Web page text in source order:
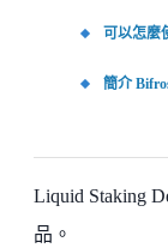
可以怎麼
簡介
Liquid Staking
品。